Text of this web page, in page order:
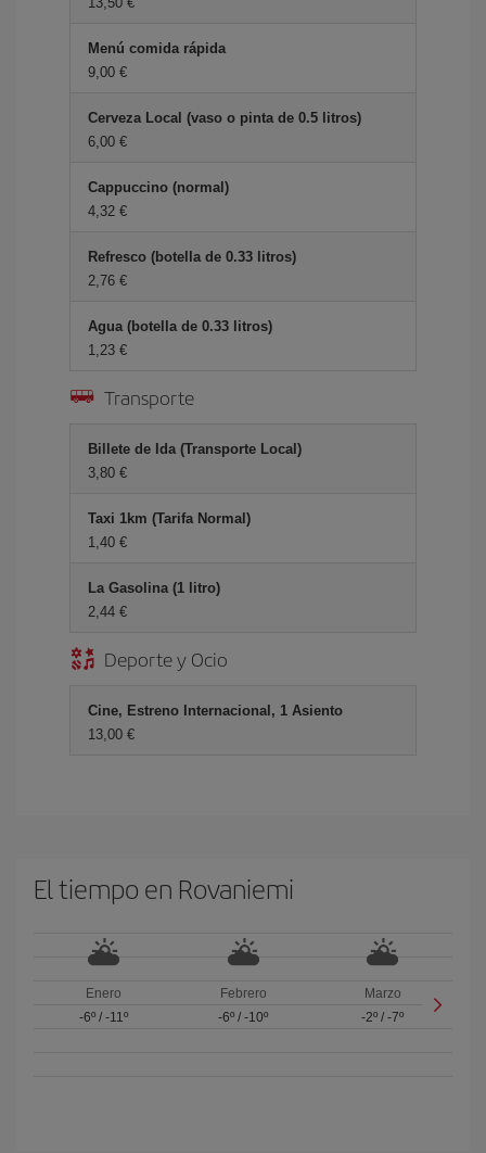
Menú comida rápida
9,00 €
Cerveza Local (vaso o pinta de 0.5 litros)
6,00 €
Cappuccino (normal)
4,32 €
Refresco (botella de 0.33 litros)
2,76 €
Agua (botella de 0.33 litros)
1,23 €
Transporte
Billete de Ida (Transporte Local)
3,80 €
Taxi 1km (Tarifa Normal)
1,40 €
La Gasolina (1 litro)
2,44 €
Deporte y Ocio
Cine, Estreno Internacional, 1 Asiento
13,00 €
El tiempo en Rovaniemi
Enero
-6º/ -11º
Febrero
-6º / -10º
Marzo
-2º /-7º